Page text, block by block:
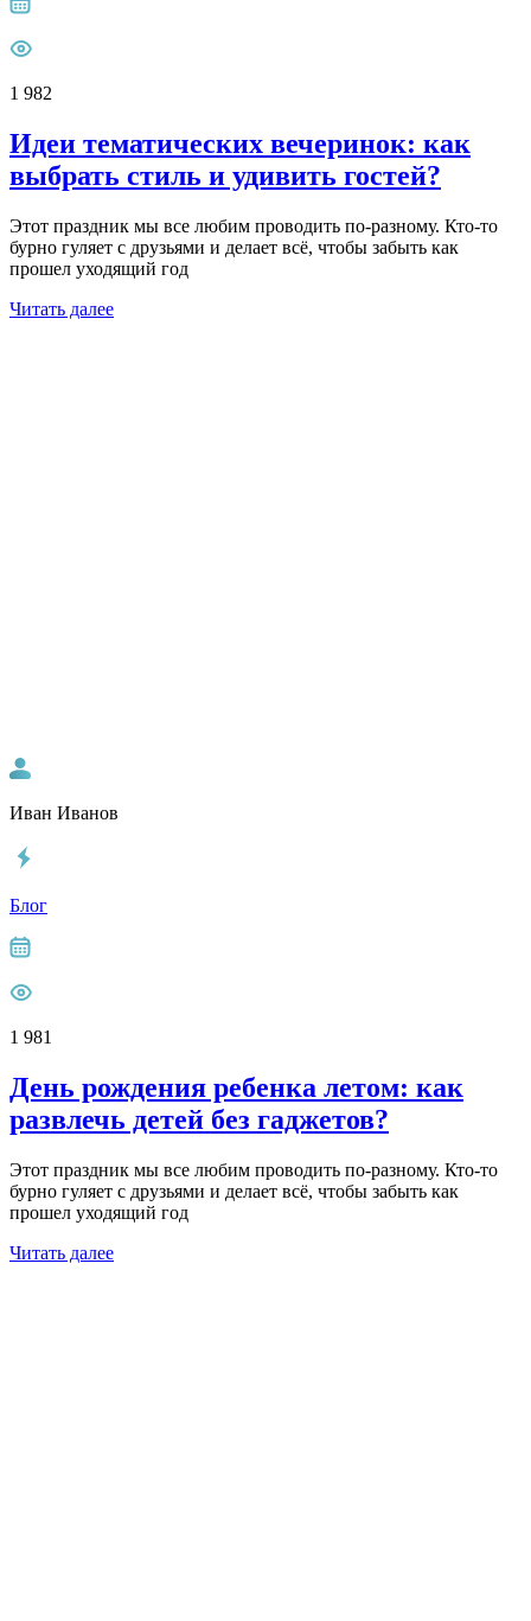
1 982
Идеи тематических вечеринок: как
выбрать стиль и удивить гостей?
Этот праздник мы все любим проводить по-разному. Кто-то
бурно гуляет с друзьями и делает всё, чтобы забыть как
прошел уходящий год
Читать далее
Иван Иванов
Блог
1 981
День рождения ребенка летом: как
развлечь детей без гаджетов?
Этот праздник мы все любим проводить по-разному. Кто-то
бурно гуляет с друзьями и делает всё, чтобы забыть как
прошел уходящий год
Читать далее